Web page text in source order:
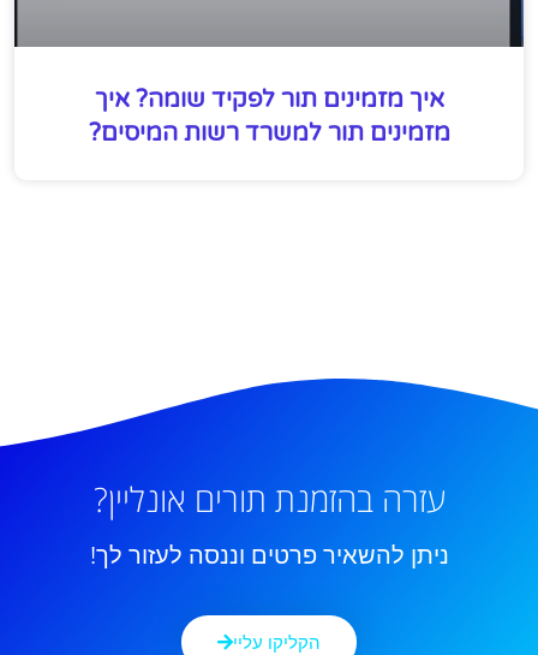
איך מזמינים תור לפקיד שומה? איך
מזמינים תור למשרד רשות המיסים?
עזרה בהזמנת תורים אונליין?
ניתן להשאיר פרטים וננסה לעזור לך!
הקליקו עליי